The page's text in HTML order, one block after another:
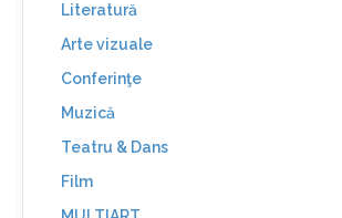
Literatură
Arte vizuale
Conferinţe
Muzică
Teatru & Dans
Film